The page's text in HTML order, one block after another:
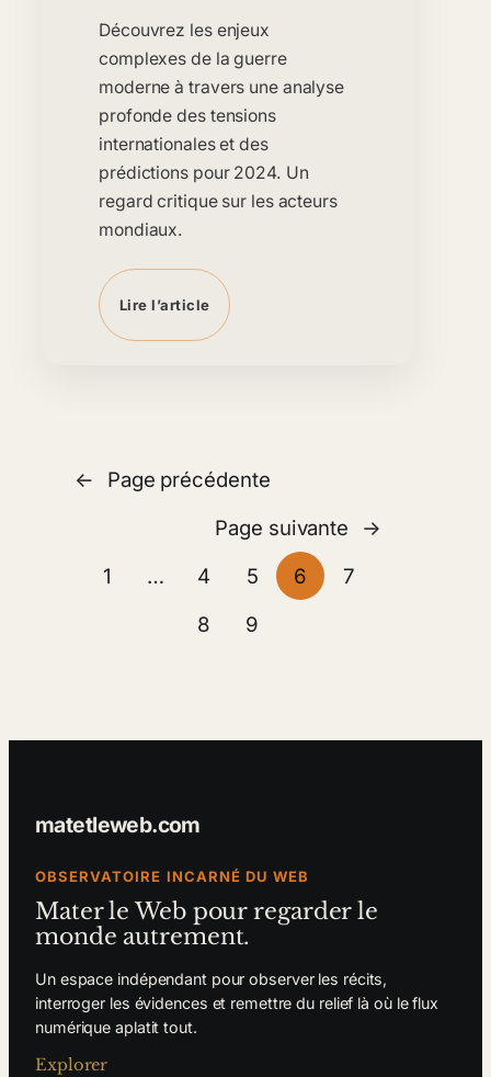
Découvrez les enjeux
complexes de la guerre
moderne à travers une analyse
profonde des tensions
internationales et des
prédictions pour 2024. Un
regard critique sur les acteurs
mondiaux.
Lire l’article
← Page précédente
1 … 4 5 6
7
8
9
Page suivante →
matetleweb.com
OBSERVATOIRE INCARNÉ DU WEB
Mater le Web pour regarder le
monde autrement.
Un espace indépendant pour observer les récits,
interroger les évidences et remettre du relief là où le flux
numérique aplatit tout.
Explorer